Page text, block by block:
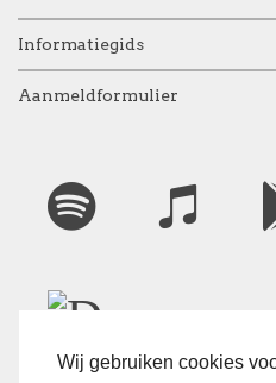
Wij gebruiken cookies
Informatiegids
Aanmeldformulier